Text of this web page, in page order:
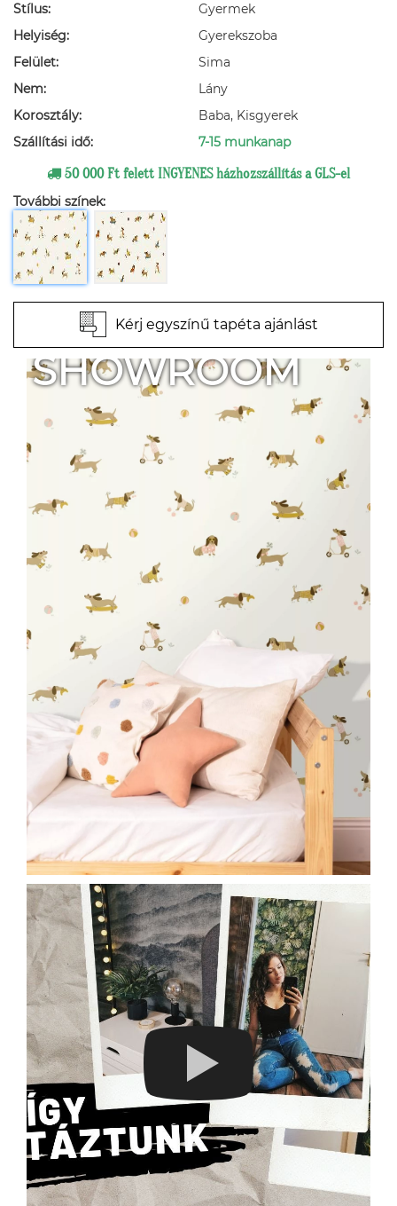
Stílus:
Gyermek
Helyiség:
Gyerekszoba
Felület:
Sima
Nem:
Lány
Korosztály:
Baba, Kisgyerek
Szállítási idő:
7-15 munkanap
50 000 Ft felett INGYENES házhozszállítás a GLS-el
További színek:
Kérj egyszínű tapéta ajánlást
SHOWROOM